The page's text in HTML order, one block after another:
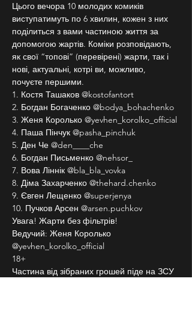
Цього вечора 10 молодих комиків
виступатимуть по 6 хвилин, кожен з них
поділиться з вами частиною життя за
допомогою жартів. Коміки розповідають,
як свої “топові” (перевірені) жарти, так і
нові, актуальні, котрі ви, можливо,
почуєте першими.
1. Костя Ташаков @kostofantort
2. Богдан Богаченко @bodya_bohachenko
3. Женя Королько @yevhen_korolko_official
4. Паша Пінчук @pasha_pinchuk
5. Ден Че @den____che
6. Богдан Письменко @nehsor_
7. Вова Ліннік @bla_bla_vovka
8. Діма Захарченко @thehard.chenko
9. Євген Лещенко @superjenya
10. Пучков Арсен @arsen.puchkov
Увага! Жарти без фільтрів!
Ведучий: Женя Королько
@yevhen_korolko_official
18+
Частина від зібраних грошей піде на ЗСУ